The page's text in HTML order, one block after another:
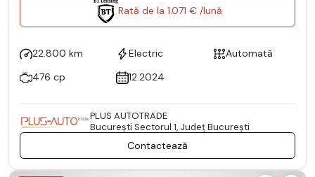
Rată de la 1.071 € /lună
22.800 km Electric
Automată
476 cp
12.2024
PLUS AUTOTRADE
Bucureşti Sectorul 1, Județ București
Contactează